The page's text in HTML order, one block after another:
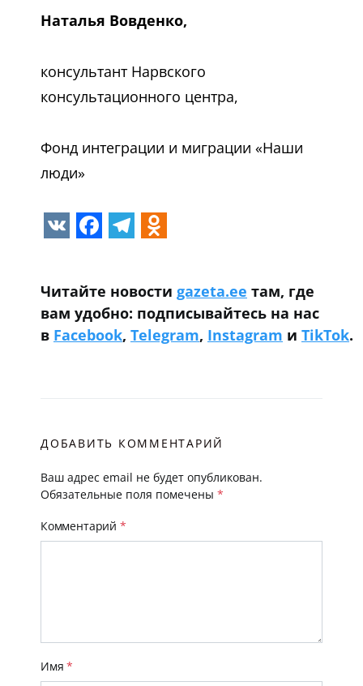
Наталья Вовденко,
консультант Нарвского
консультационного центра,
Фонд интеграции и миграции «Наши
люди»
VK Facebook
Telegram
Читайте новости gazeta.ee там, где
вам удобно: подписывайтесь на нас
в Facebook, Telegram, Instagram и TikTok.
ДОБАВИТЬ КОММЕНТАРИЙ
Ваш адрес email не будет опубликован.
Обязательные поля помечены *
Комментарий *
Имя*